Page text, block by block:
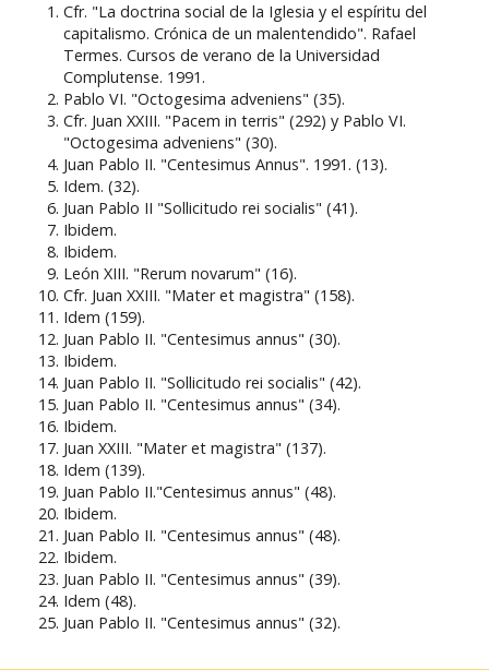
Cfr. "La doctrina social de la Iglesia y el espíritu del
capitalismo. Crónica de un malentendido". Rafael
Termes. Cursos de verano de la Universidad
Complutense. 1991.
Pablo VI. "Octogesima adveniens" (35).
Cfr. Juan XXIII. "Pacem in terris" (292) y Pablo VI.
"Octogesima adveniens" (30).
Juan Pablo II. "Centesimus Annus". 1991. (13).
Idem. (32).
Juan Pablo II "Sollicitudo rei socialis" (41).
Ibidem.
Ibidem.
León XIII. "Rerum novarum" (16).
Cfr. Juan XXIII. "Mater et magistra" (158).
Idem (159).
Juan Pablo II. "Centesimus annus" (30).
Ibidem.
Juan Pablo II. "Sollicitudo rei socialis" (42).
Juan Pablo II. "Centesimus annus" (34).
Ibidem.
Juan XXIII. "Mater et magistra" (137).
Idem (139).
Juan Pablo II."Centesimus annus" (48).
Ibidem.
Juan Pablo II. "Centesimus annus" (48).
Ibidem.
Juan Pablo II. "Centesimus annus" (39).
Idem (48).
Juan Pablo II. "Centesimus annus" (32).